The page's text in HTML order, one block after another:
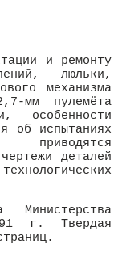
и ремонту
люльки,
механизма
мм пулемёта
особенности
об испытаниях
приводятся
деталей
Министерства
г. Твердая